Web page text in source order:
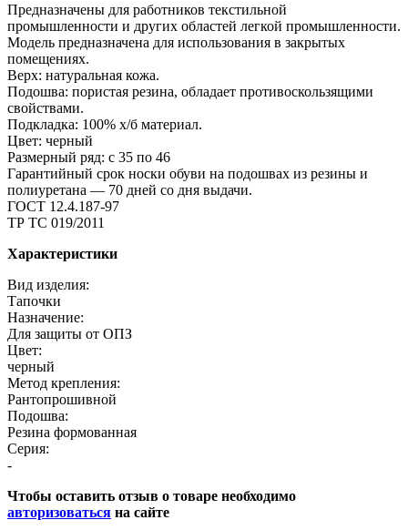
Предназначены для работников текстильной
промышленности и других областей легкой промышленности.
Модель предназначена для использования в закрытых
помещениях.
Верх: натуральная кожа.
Подошва: пористая резина, обладает противоскользящими
свойствами.
Подкладка: 100% х/б материал.
Цвет: черный
Размерный ряд: с 35 по 46
Гарантийный срок носки обуви на подошвах из резины и
полиуретана — 70 дней со дня выдачи.
ГОСТ 12.4.187-97
ТР ТС 019/2011
Характеристики
Вид изделия:
Тапочки
Назначение:
Для защиты от ОПЗ
Цвет:
черный
Метод крепления:
Рантопрошивной
Подошва:
Резина формованная
Серия:
-
Чтобы оставить отзыв о товаре необходимо
авторизоваться на сайте